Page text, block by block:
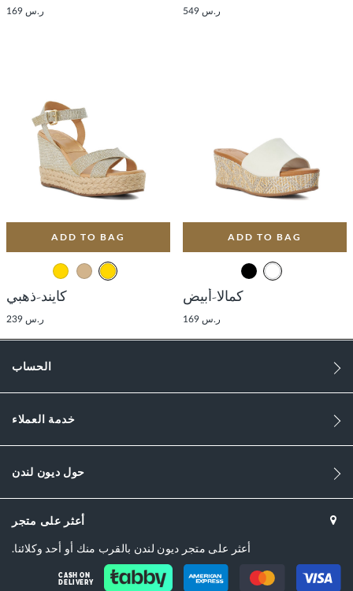
ر.س 549 ر.س 169
ADD TO BAG
كمالا-أبيض
ر.س 169
ADD TO BAG
كايند-ذهبي
ر.س 239
الحساب
خدمة العملاء
حول ديون لندن
أعثر على متجر
أعثر على متجر ديون لندن بالقرب منك أو أحد وكلائنا.
CASH ON
DELIVERY